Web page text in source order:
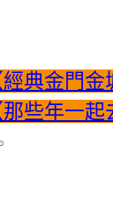
典金門
那些年一